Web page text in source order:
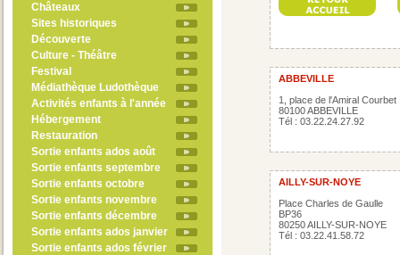
Châteaux
Sites historiques
Découverte
Culture - Théâtre
Festival
Médiathèque Ludothèque
Activités enfants à l'année
Hébergement
Restauration
Sortie enfants ados août
Sortie enfants septembre
Sortie enfants octobre
Sortie enfants novembre
Sortie enfants décembre
Sortie enfants ados janvier
Sortie enfants ados février
ABBEVILLE
1, place de l'Amiral Courbet
80100 ABBEVILLE
Tél : 03.22.24.27.92
AILLY-SUR-NOYE
Place Charles de Gaulle
BP36
80250 AILLY-SUR-NOYE
Tél : 03.22.41.58.72